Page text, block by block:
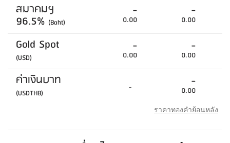
สมาคมฯ
96.5% (Baht)
-
0.00
-
0.00
Gold Spot
(USD)
-
0.00
-
0.00
ค่าเงินบาท
(USDTHB) - -
0.00
ราคาทองคำย้อนหลัง